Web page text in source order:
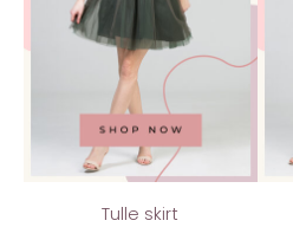
Tulle skirt